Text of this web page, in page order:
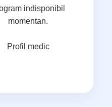
indisponibil
momentan.
Profil medic